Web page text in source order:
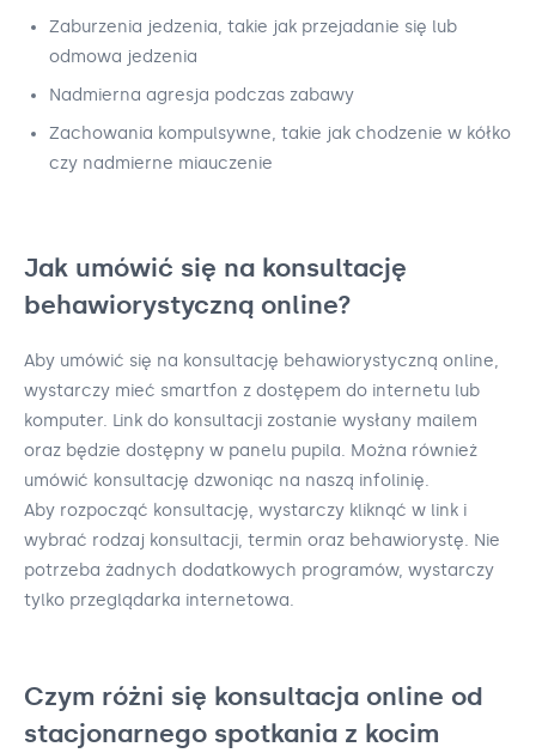
Zaburzenia jedzenia, takie jak przejadanie się lub
odmowa jedzenia
Nadmierna agresja podczas zabawy
Zachowania kompulsywne, takie jak chodzenie w kółko
czy nadmierne miauczenie
Jak umówić się na konsultację
behawiorystyczną online?
Aby umówić się na konsultację behawiorystyczną online,
wystarczy mieć smartfon z dostępem do internetu lub
komputer. Link do konsultacji zostanie wysłany mailem
oraz będzie dostępny w panelu pupila. Można również
umówić konsultację dzwoniąc na naszą infolinię.
Aby rozpocząć konsultację, wystarczy kliknąć w link i
wybrać rodzaj konsultacji, termin oraz behawiorystę. Nie
potrzeba żadnych dodatkowych programów, wystarczy
tylko przeglądarka internetowa.
Czym różni się konsultacja online od
stacjonarnego spotkania z kocim